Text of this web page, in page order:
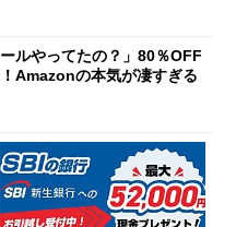
ールやってたの？」80％OFF
Amazonの本気が凄すぎる